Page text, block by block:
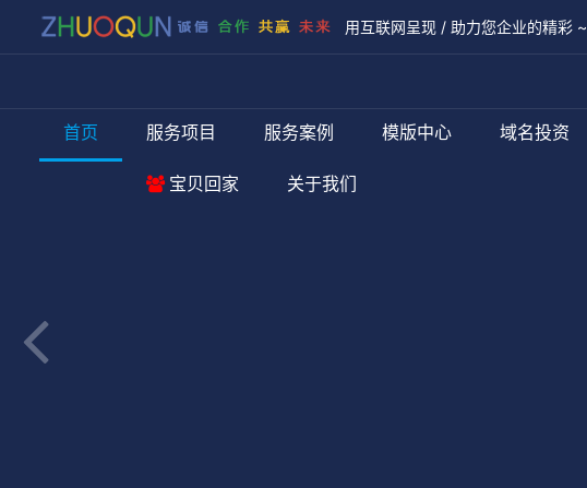
用互联网呈现 / 助力您企业的精彩 ~
首页 服务项目 服务案例 模版中心 域名投资
宝贝回家 关于我们